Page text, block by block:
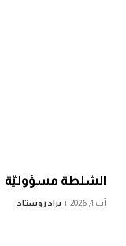
السّلطة مسؤوليّة
آب 4, 2026 براد روستاد